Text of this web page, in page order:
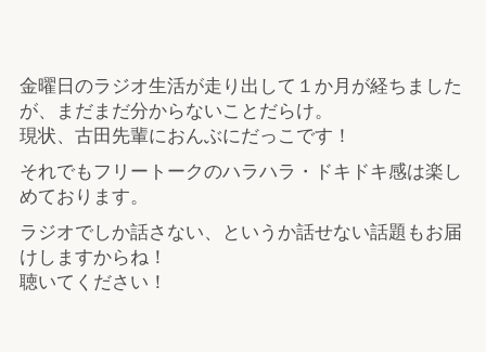
金曜日のラジオ生活が走り出して１か月が経ちました
が、まだまだ分からないことだらけ。
現状、古田先輩におんぶにだっこです！
それでもフリートークのハラハラ・ドキドキ感は楽し
めております。
ラジオでしか話さない、というか話せない話題もお届
けしますからね！
聴いてください！